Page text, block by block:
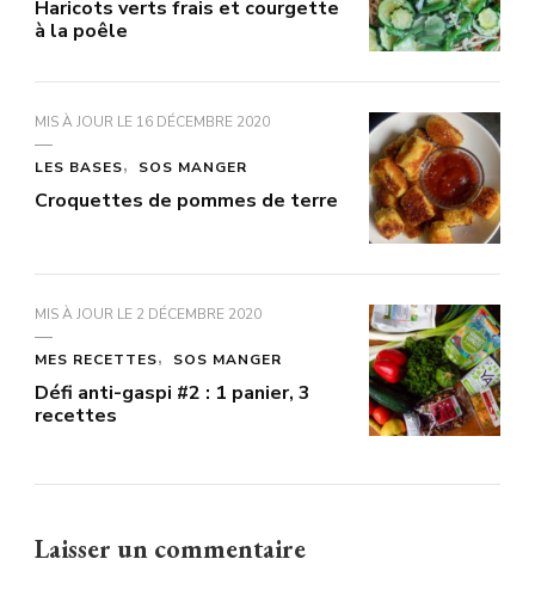
Haricots verts frais et courgette
à la poêle
MIS À JOUR LE 16 DÉCEMBRE 2020
LES BASES SOS MANGER
Croquettes de pommes de terre
MIS À JOUR LE 2 DÉCEMBRE 2020
MES RECETTES SOS MANGER
Défi anti-gaspi #2 : 1 panier, 3
recettes
Laisser un commentaire